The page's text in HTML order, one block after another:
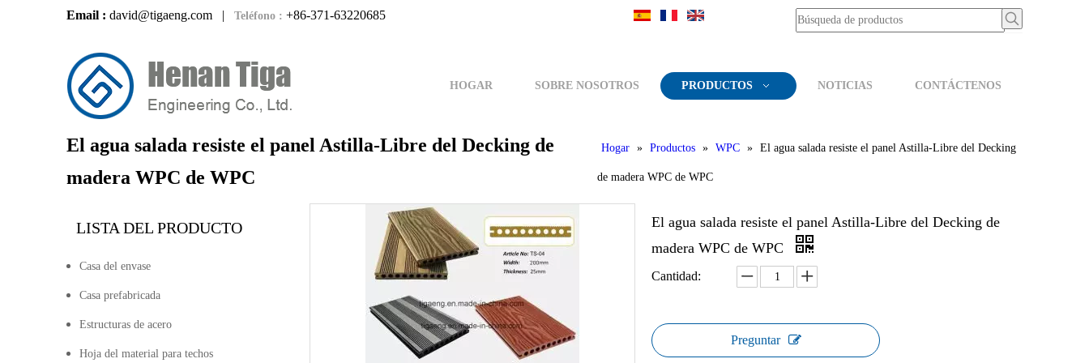
Email : david@tigaeng.com | Teléfono : +86-371-63220685
HOGAR SOBRE NOSOTROS PRODUCTOS NOTICIAS CONTÁCTENOS
El agua salada resiste el panel Astilla-Libre del Decking de
madera WPC de WPC
Hogar » Productos » WPC » El agua salada resiste el panel Astilla-Libre del Decking
de madera WPC de WPC
LISTA DEL PRODUCTO
Casa del envase
Casa prefabricada
Estructuras de acero
Hoja del material para techos
El agua salada resiste el panel Astilla-Libre del Decking de
madera WPC de WPC
Cantidad:
Preguntar